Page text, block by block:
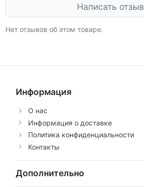
Написать отзыв
Нет отзывов об этом товаре.
Информация
О нас
Информация о доставке
Политика конфиденциальности
Контакты
Дополнительно